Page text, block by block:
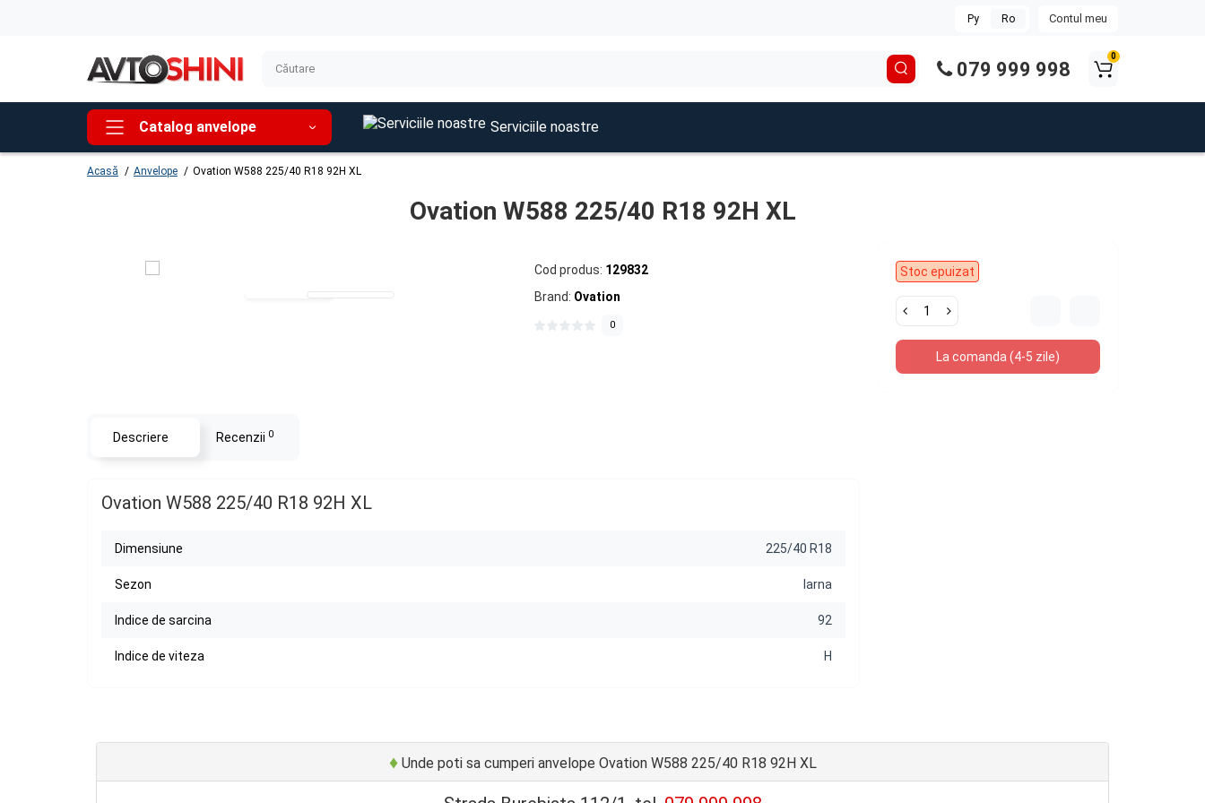
Contul meu
Ру Ro
079 999 998
0
Catalog anvelope Serviciile noastre
Acasă Anvelope Ovation W588 225/40 R18 92H XL
Ovation W588 225/40 R18 92H XL
Cod produs: 129832
Brand: Ovation
0
Stoc epuizat
La comanda (4-5 zile)
Descriere Recenzii 0
Ovation W588 225/40 R18 92H XL
Dimensiune 225/40 R18
Sezon Iarna
Indice de sarcina 92
Indice de viteza H
♦Unde poti sa cumperi anvelope Ovation W588 225/40 R18 92H XL